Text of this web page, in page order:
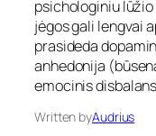
t
ė
b
e
n
a
r
k
psichologiniu
jėgos gali lengvai
prasideda
anhedonija
emocinis
Written byAudrius